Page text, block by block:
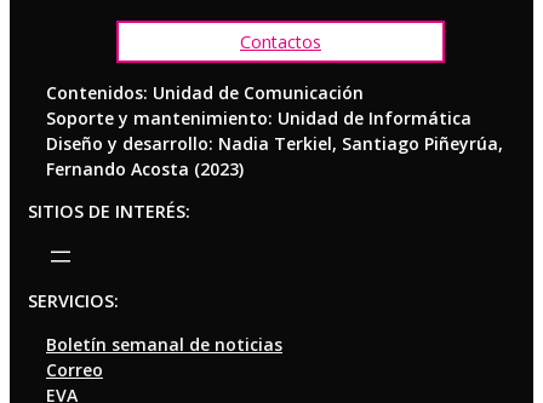
Contactos
Contenidos: Unidad de Comunicación
Soporte y mantenimiento: Unidad de Informática
Diseño y desarrollo: Nadia Terkiel, Santiago Piñeyrúa,
Fernando Acosta (2023)
SITIOS DE INTERÉS:
SERVICIOS:
Boletín semanal de noticias
Correo
EVA